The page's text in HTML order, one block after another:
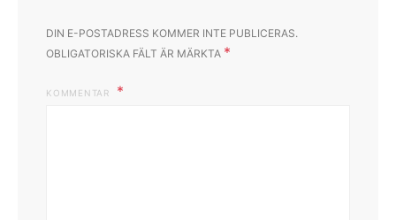
DIN E-POSTADRESS KOMMER INTE PUBLICERAS.
OBLIGATORISKA FÄLT ÄR MÄRKTA *
KOMMENTAR